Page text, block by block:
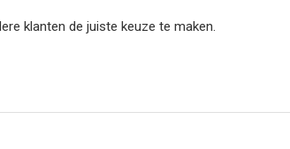
klanten de juiste keuze te maken.